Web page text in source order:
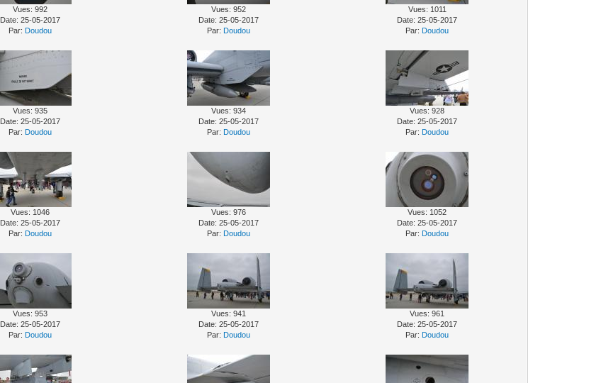
Vues: 992
Date: 25-05-2017
Par: Doudou
Vues: 952
Date: 25-05-2017
Par: Doudou
Vues: 1011
Date: 25-05-2017
Par: Doudou
Vues: 935
Date: 25-05-2017
Par: Doudou
Vues: 934
Date: 25-05-2017
Par: Doudou
Vues: 928
Date: 25-05-2017
Par: Doudou
Vues: 1046
Date: 25-05-2017
Par: Doudou
Vues: 976
Date: 25-05-2017
Par: Doudou
Vues: 1052
Date: 25-05-2017
Par: Doudou
Vues: 953
Date: 25-05-2017
Par: Doudou
Vues: 941
Date: 25-05-2017
Par: Doudou
Vues: 961
Date: 25-05-2017
Par: Doudou